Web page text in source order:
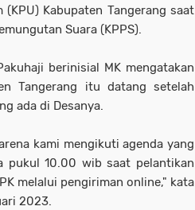
Kabupaten Tangerang saat
Suara (KPPS).
berinisial MK mengatakan
Tangerang itu datang setelah
ada di Desanya.
kami mengikuti agenda yang
pukul 10.00 wib saat pelantikan
melalui pengiriman online," kata
2023.